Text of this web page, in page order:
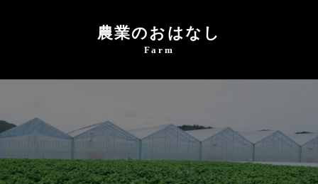
農業のおはなし
Farm